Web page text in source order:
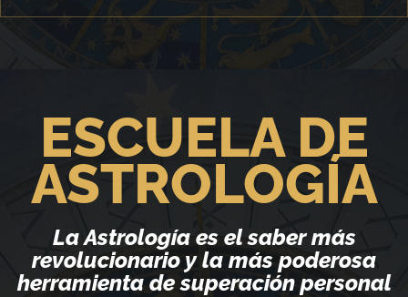
ESCUELA DE
ASTROLOGÍA
La Astrología es el saber más
revolucionario y la más poderosa
herramienta de superación personal